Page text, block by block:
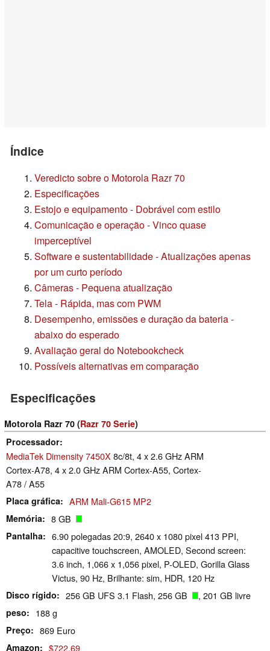
Índice
Veredicto sobre o Motorola Razr 70
Especificações
Estojo e equipamento - Dobrável com estilo
Comunicação e operação - Vinco quase
imperceptível
Software e sustentabilidade - Atualizações apenas
por um curto período
Câmeras - Pequena atualização
Tela - Rápida, mas com PWM
Desempenho, emissões e duração da bateria -
abaixo do esperado
Avaliação geral do Notebookcheck
Possíveis alternativas em comparação
Especificações
Motorola Razr 70 (Razr 70 Serie)
Processador
MediaTek Dimensity 7450X 8c/8t, 4 x 2.6 GHz ARM
Cortex-A78, 4 x 2.0 GHz ARM Cortex-A55, Cortex-
A78 / A55
Placa gráfica ARM Mali-G615 MP2
Memória 8 GB
Pantalha
6.90 polegadas 20:9, 2640 x 1080 pixel 413 PPI,
capacitive touchscreen, AMOLED, Second screen:
3.6 inch, 1,066 x 1,056 pixel, P-OLED, Gorilla Glass
Victus, 90 Hz, Brilhante: sim, HDR, 120 Hz
Disco rígido 256 GB UFS 3.1 Flash, 256 GB , 201 GB livre
peso 188 g
Preço 869 Euro
Amazon $722.69